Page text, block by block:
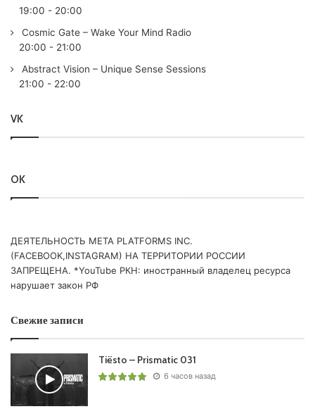
(
Alex M.O.R.P.H. Remix) /ARMADA/
12. /CLASSIQUE/ Midway – Amazon (Plastic Angel Remix)
13. /CHILLOUT/ Anton By & AV & Natune – Bring Me Back
Ваша оценка:4.35 (2votes)
19:00 - 20:00
Cosmic Gate – Wake Your Mind Radio
20:00 - 21:00
Abstract Vision – Unique Sense Sessions
21:00 - 22:00
VK
OK
ДЕЯТЕЛЬНОСТЬ МЕТА PLATFORMS INC.
(FACEBOOK,INSTAGRAM) НА ТЕРРИТОРИИ РОССИИ
ЗАПРЕЩЕНА. *YouTube РКН: иностранный владелец ресурса
нарушает закон РФ
Свежие записи
Tiësto – Prismatic 031
6 часов назад